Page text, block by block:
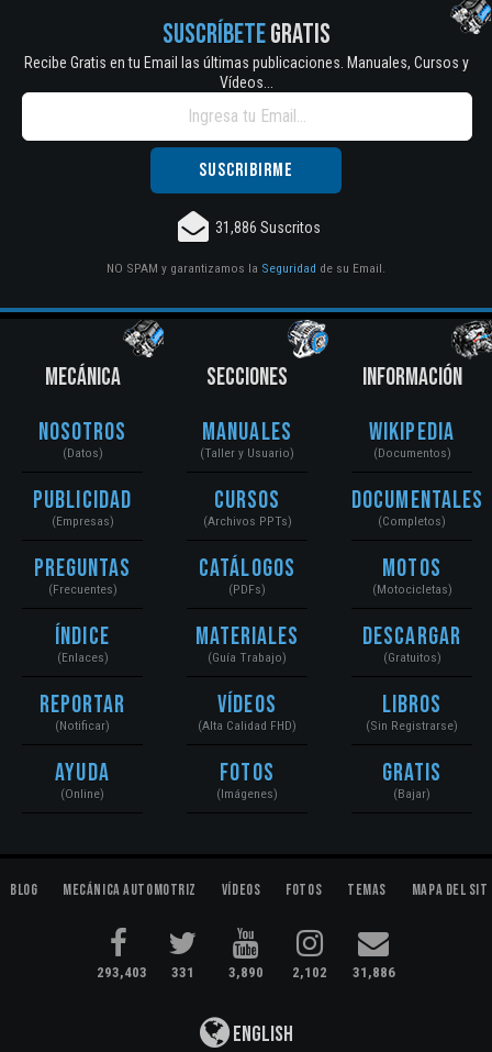
SUSCRÍBETEGRATIS
Recibe Gratis en tu Email las últimas publicaciones. Manuales, Cursos y
Vídeos...
31,886 Suscritos
NO SPAM y garantizamos la Seguridad de su Email.
MECÁNICA
Nosotros
(Datos)
Publicidad
(Empresas)
Preguntas
(Frecuentes)
Índice
(Enlaces)
Reportar
(Notificar)
Ayuda
(Online)
SECCIONES
Manuales
(Taller y Usuario)
Cursos
(Archivos PPTs)
Catálogos
(PDFs)
Materiales
(Guía Trabajo)
Vídeos
(Alta Calidad FHD)
Fotos
(Imágenes)
INFORMACIÓN
Wikipedia
(Documentos)
Documentales
(Completos)
Motos
(Motocicletas)
Descargar
(Gratuitos)
Libros
(Sin Registrarse)
Gratis
(Bajar)
Blog Mecánica Automotriz Vídeos Fotos Temas Mapa del
293,403 331 3,890 2,102 31,886
English